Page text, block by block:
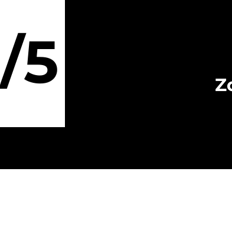
/5